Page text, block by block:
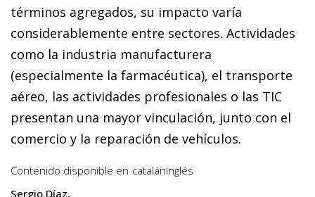
términos agregados, su impacto varía
considerablemente entre sectores. Actividades
como la industria manufacturera
(especialmente la farmacéutica), el transporte
aéreo, las actividades profesionales o las TIC
presentan una mayor vinculación, junto con el
comercio y la reparación de vehículos.
Contenido disponible en cataláninglés
Sergio Díaz